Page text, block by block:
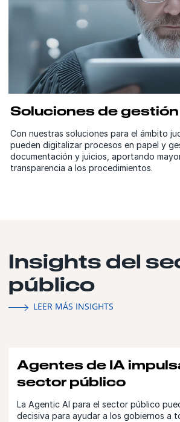
Soluciones de
Con nuestras soluciones para el ámbito
pueden digitalizar procesos en papel y
documentación y juicios, aportando
transparencia a los procedimientos.
Insights del
público
LEER MÁS INSIGHTS
Agentes de IA
sector público
La Agentic AI para el sector público
decisiva para ayudar a los gobiernos a